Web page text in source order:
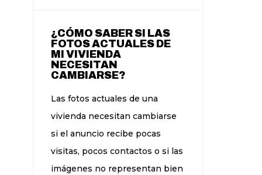
¿CÓMO SABER SI LAS
FOTOS ACTUALES DE
MI VIVIENDA
NECESITAN
CAMBIARSE?
Las fotos actuales de una
vivienda necesitan cambiarse
si el anuncio recibe pocas
visitas, pocos contactos o si las
imágenes no representan bien